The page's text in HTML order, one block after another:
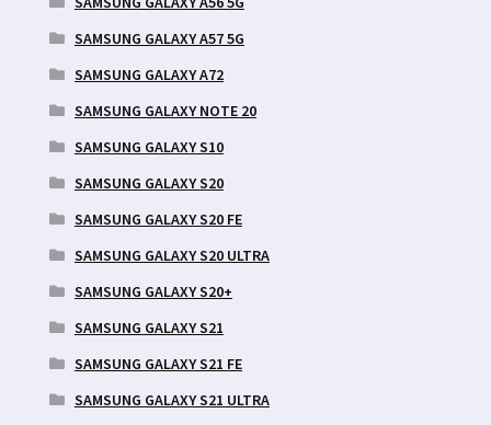
SAMSUNG GALAXY A57 5G
SAMSUNG GALAXY A72
SAMSUNG GALAXY NOTE 20
SAMSUNG GALAXY S10
SAMSUNG GALAXY S20
SAMSUNG GALAXY S20 FE
SAMSUNG GALAXY S20 ULTRA
SAMSUNG GALAXY S20+
SAMSUNG GALAXY S21
SAMSUNG GALAXY S21 FE
SAMSUNG GALAXY S21 ULTRA